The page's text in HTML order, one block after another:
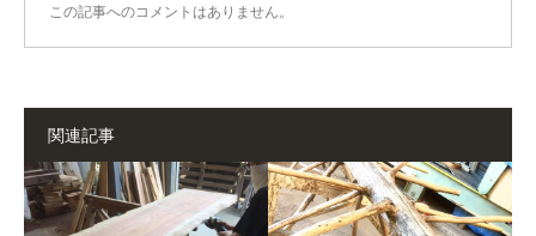
この記事へのコメントはありません。
関連記事